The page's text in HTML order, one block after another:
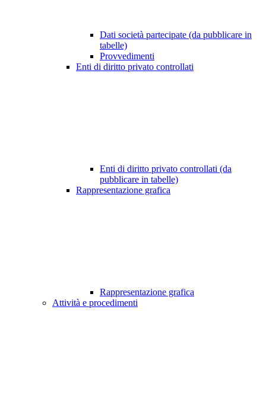
Dati società partecipate (da pubblicare in
tabelle)
Provvedimenti
Enti di diritto privato controllati
Enti di diritto privato controllati (da
pubblicare in tabelle)
Rappresentazione grafica
Rappresentazione grafica
Attività e procedimenti